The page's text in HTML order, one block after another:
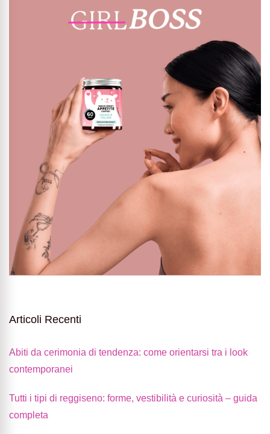
Articoli Recenti
Abiti da cerimonia di tendenza: come orientarsi tra i look
contemporanei
Tutti i tipi di reggiseno: forme, vestibilità e curiosità – guida
completa